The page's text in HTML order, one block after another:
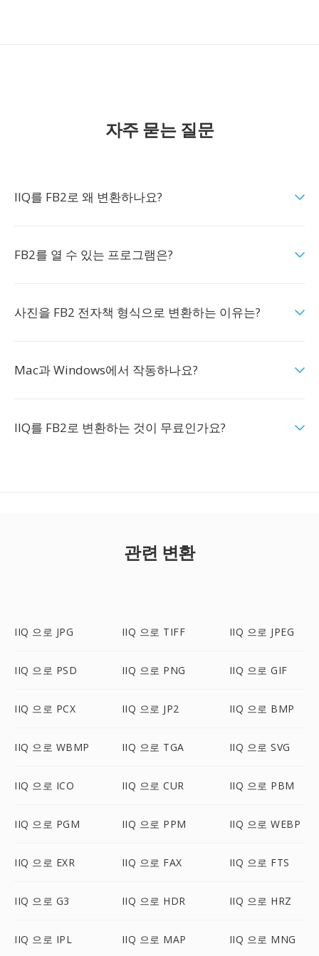
자주 묻는 질문
IIQ를 FB2로 왜 변환하나요?
FB2를 열 수 있는 프로그램은?
사진을 FB2 전자책 형식으로 변환하는 이유는?
Mac과 Windows에서 작동하나요?
IIQ를 FB2로 변환하는 것이 무료인가요?
관련 변환
IIQ 으로 JPG IIQ 으로 TIFF IIQ 으로 JPEG
IIQ 으로 PSD IIQ 으로 PNG IIQ 으로 GIF
IIQ 으로 PCX IIQ 으로 JP2 IIQ 으로 BMP
IIQ 으로 WBMP IIQ 으로 TGA IIQ 으로 SVG
IIQ 으로 ICO IIQ 으로 CUR IIQ 으로 PBM
IIQ 으로 PGM IIQ 으로 PPM IIQ 으로 WEBP
IIQ 으로 EXR IIQ 으로 FAX IIQ 으로 FTS
IIQ 으로 G3 IIQ 으로 HDR IIQ 으로 HRZ
IIQ 으로 IPL IIQ 으로 MAP IIQ 으로 MNG